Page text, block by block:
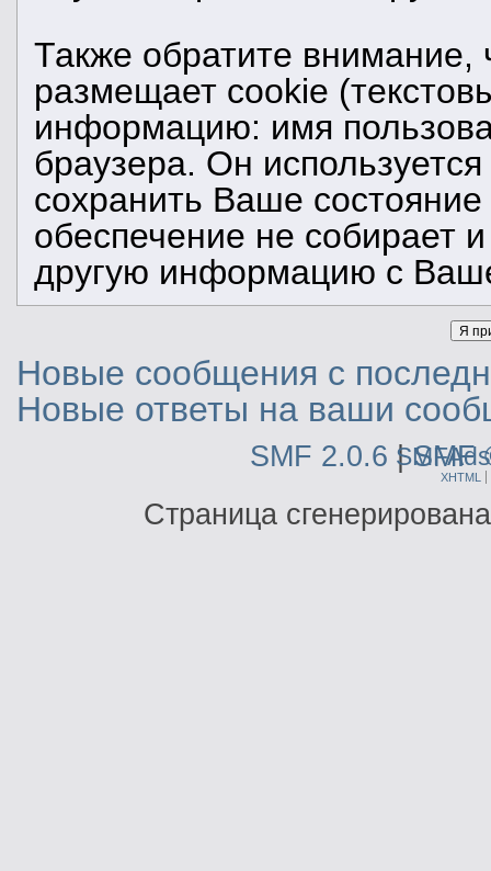
Также обратите внимание,
размещает cookie
информацию: имя
браузера. Он
сохранить Ваше
обеспечение не собирает
другую информацию с
Новые сообщения с
Новые ответы на ваши
SMF 2.0.6 |SMF
SMFAds
XHTML
Страница